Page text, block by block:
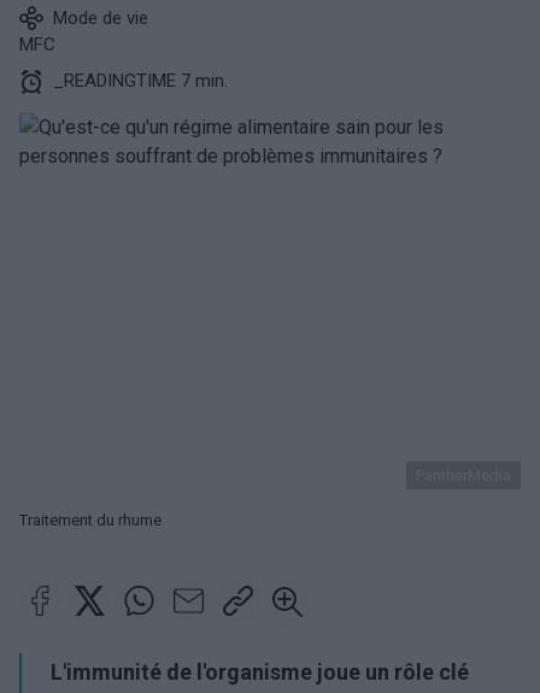
Mode de vie
MFC
_READINGTIME 7 min.
Traitement du rhume
L'immunité de l'organisme joue un rôle clé